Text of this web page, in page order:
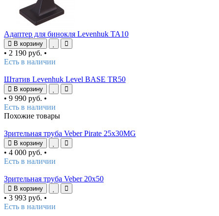
Адаптер для бинокля Levenhuk TA10
В корзину
• 2 190 руб. •
Есть в наличии
Штатив Levenhuk Level BASE TR50
В корзину
• 9 990 руб. •
Есть в наличии
Похожие товары
Зрительная труба Veber Pirate 25x30MG
В корзину
• 4 000 руб. •
Есть в наличии
Зрительная труба Veber 20x50
В корзину
• 3 993 руб. •
Есть в наличии